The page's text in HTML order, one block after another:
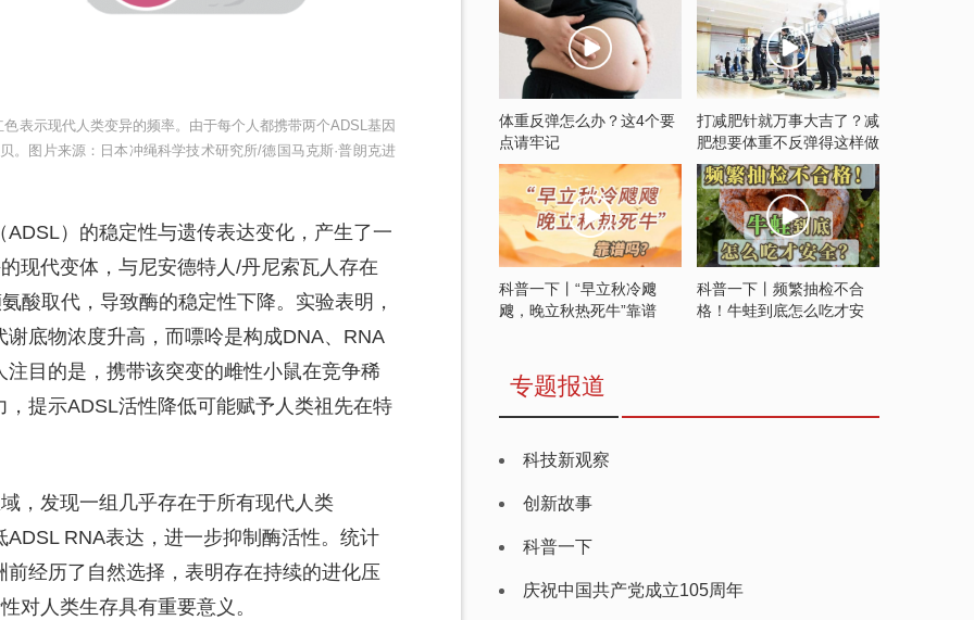
表示现代人类变异的频率。由于每个人都携带两个ADSL基因
。图片来源：日本冲绳科学技术研究所/德国马克斯·普朗克进
）的稳定性与遗传表达变化，产生了一
现代变体，与尼安德特人/丹尼索瓦人存在
酸取代，导致酶的稳定性下降。实验表明，
底物浓度升高，而嘌呤是构成DNA、RNA
目的是，携带该突变的雌性小鼠在竞争稀
提示ADSL活性降低可能赋予人类祖先在特
，发现一组几乎存在于所有现代人类
RNA表达，进一步抑制酶活性。统计
经历了自然选择，表明存在持续的进化压
对人类生存具有重要意义。
体重反弹怎么办？这4个要
点请牢记
打减肥针就万事大吉了？减
肥想要体重不反弹得这样做
科普一下丨“早立秋冷飕
飕，晚立秋热死牛”靠谱
科普一下丨频繁抽检不合
格！牛蛙到底怎么吃才安
专题报道
科技新观察
创新故事
科普一下
庆祝中国共产党成立105周年